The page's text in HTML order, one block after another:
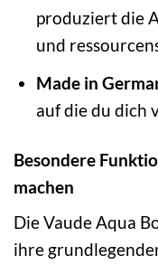
produziert die
und
Made in
auf die du dich
Besondere
machen
Die Vaude Aqua
ihre